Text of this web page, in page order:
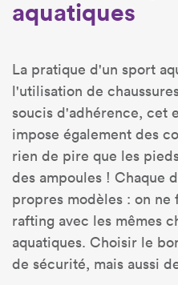
aquatiques
La pratique d'un sport
l'utilisation de
soucis d'adhérence, cet
impose également des
rien de pire que les
des ampoules ! Chaque
propres modèles : on ne
rafting avec les mêmes
aquatiques. Choisir le
de sécurité, mais aussi